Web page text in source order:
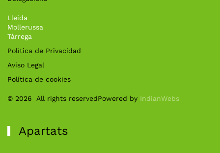
Lleida
Mollerussa
Tàrrega
Política de Privacidad
Aviso Legal
Política de cookies
© 2026 All rights reservedPowered by IndianWebs
Apartats